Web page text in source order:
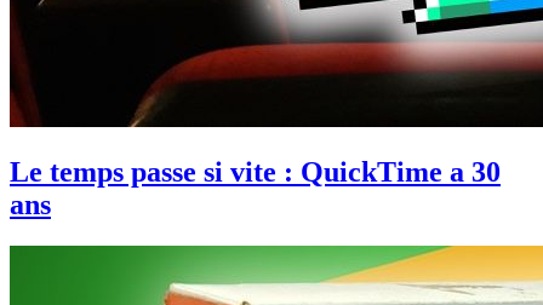
Le temps passe si vite : QuickTime a 30
ans